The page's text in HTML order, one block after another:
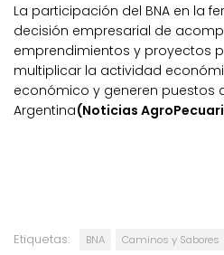
La participación del BNA en la
decisión empresarial de
emprendimientos y proyectos
multiplicar la actividad
económico y generen puestos
Argentina(Noticias
Etiquetas: BNA Caminos y Sabores